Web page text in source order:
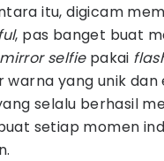
itu, digicam
, pas banget buat
mirror selfie pakai
warna yang unik dan
selalu berhasil
setiap momen